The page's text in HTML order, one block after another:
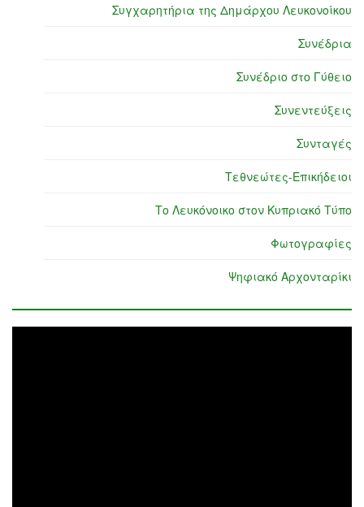
Συγχαρητήρια της Δημάρχου Λευκονοίκου
Συνέδρια
Συνέδριο στο Γύθειο
Συνεντεύξεις
Συνταγές
Τεθνεώτες-Επικήδειοι
Το Λευκόνοικο στον Κυπριακό Τύπο
Φωτογραφίες
Ψηφιακό Αρχονταρίκι